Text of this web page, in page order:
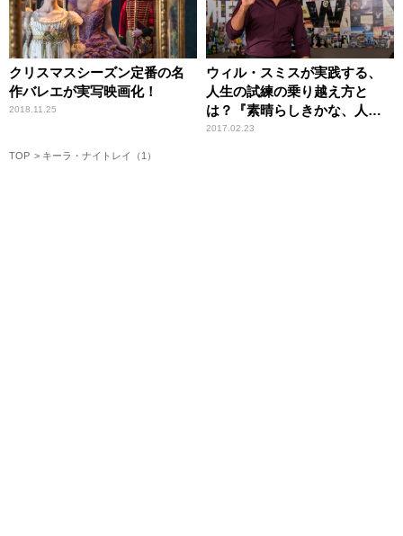
クリスマスシーズン定番の名
作バレエが実写映画化！
2018.11.25
ウィル・スミスが実践する、
人生の試練の乗り越え方と
は？『素晴らしきかな、人
生』【しゃベルシネマ by 八雲
2017.02.23
TOP キーラ・ナイトレイ（1）